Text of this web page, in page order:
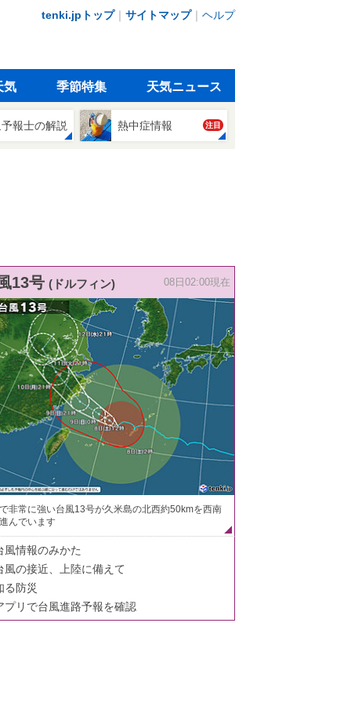
tenki.jpトップ｜ サイトマップ｜ ヘルプ
気 季節特集 天気ニュース
報士の解説 熱中症情報 注目
13号 (ドルフィン) 08日02:00現在
非常に強い台風13号が久米島の北西約50kmを西南
んでいます
風情報のみかた
風の接近、上陸に備えて
る防災
プリで台風進路予報を確認